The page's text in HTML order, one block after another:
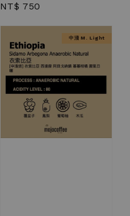
Regular
NT$ 750
中淺 M. Light